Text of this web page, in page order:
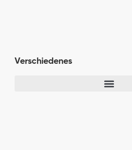
Verschiedenes